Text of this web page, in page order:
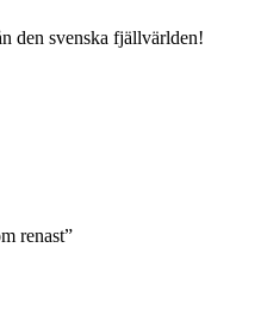
den svenska fjällvärlden!
renast”